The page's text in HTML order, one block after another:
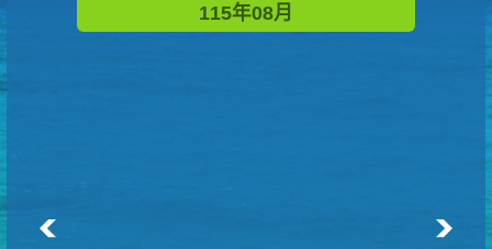
115年08月